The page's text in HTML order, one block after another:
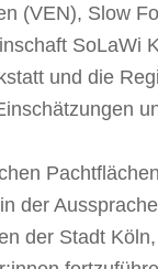
(VEN), Slow
SoLaWi
und die
der
der Stadt